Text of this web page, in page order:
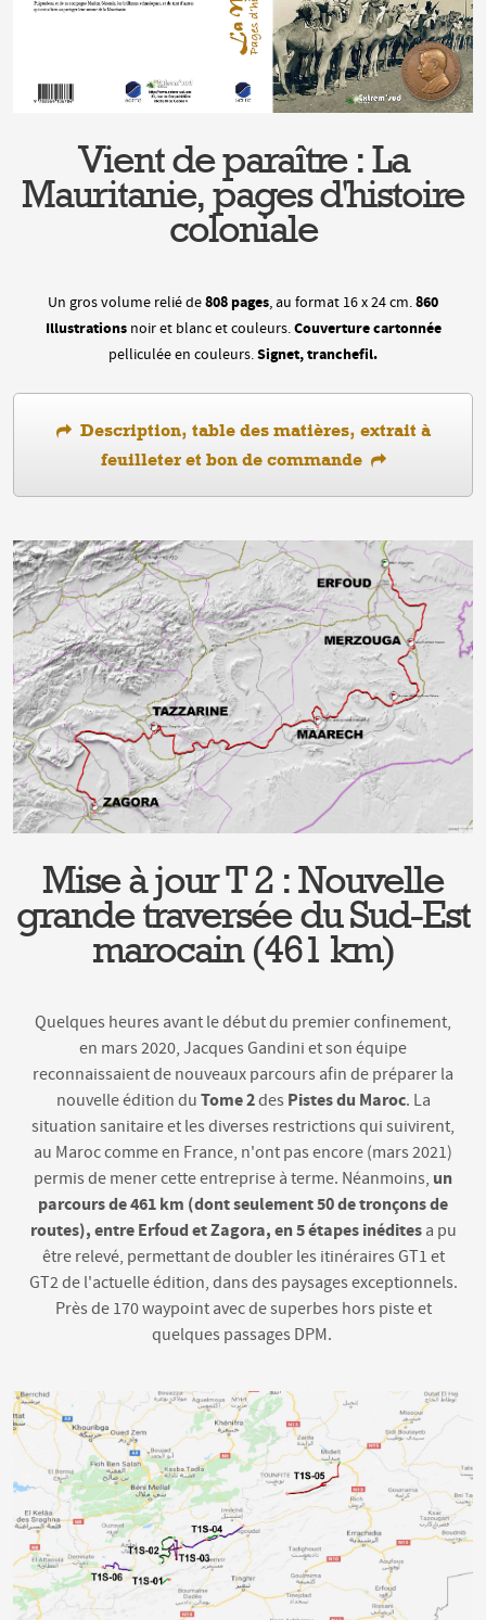
Vient de paraître : La
Mauritanie, pages d'histoire
coloniale
Un gros volume relié de808 pages, au format 16 x 24 cm.860
Illustrationsnoir et blanc et couleurs.Couverture cartonnée
pelliculée en couleurs.Signet, tranchefil.
Description, table des matières, extrait à
feuilleter et bon de commande
Mise à jour T 2 : Nouvelle
grande traversée du Sud-Est
marocain (461 km)
Quelques heures avant le début du premier confinement,
en mars 2020, Jacques Gandini et son équipe
reconnaissaient de nouveaux parcours afin de préparer la
nouvelle édition du Tome 2des Pistes du Maroc. La
situation sanitaire et les diverses restrictions qui suivirent,
au Maroc comme en France, n'ont pas encore (mars 2021)
permis de mener cette entreprise à terme. Néanmoins, un
parcours de 461 km (dont seulement 50 de tronçons de
routes), entre Erfoud et Zagora, en 5 étapes inéditesa pu
être relevé, permettant de doubler les itinéraires GT1 et
GT2 de l'actuelle édition, dans des paysages exceptionnels.
Près de 170 waypoint avec de superbes hors piste et
quelques passages DPM.